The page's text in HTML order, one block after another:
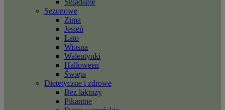
Śniadanie
Sezonowe
Zima
Jesień
Lato
Wiosna
Walentynki
Halloween
Święta
Dietetyczne i zdrowe
Bez laktozy
Pikantne